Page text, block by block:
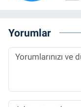
Yorumlar